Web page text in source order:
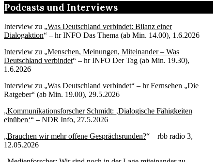
Podcasts und Interviews
Interview zu „Was Deutschland verbindet: Bilanz einer
Dialogaktion“ – hr INFO Das Thema (ab Min. 14.00), 1.6.2026
Interview zu „Menschen, Meinungen, Miteinander – Was
Deutschland verbindet“ – hr INFO Der Tag (ab Min. 19.30),
1.6.2026
Interview zu „Was Deutschland verbindet“ – hr Fernsehen „Die
Ratgeber“ (ab Min. 19.00), 29.5.2026
„Kommunikationsforscher Schmidt: ‚Dialogische Fähigkeiten
einüben‘“ – NDR Info, 27.5.2026
„Brauchen wir mehr offene Gesprächsrunden?“ – rbb radio 3,
12.05.2026